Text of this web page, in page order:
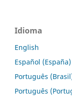
Idioma
English
Español (España)
Português
Português